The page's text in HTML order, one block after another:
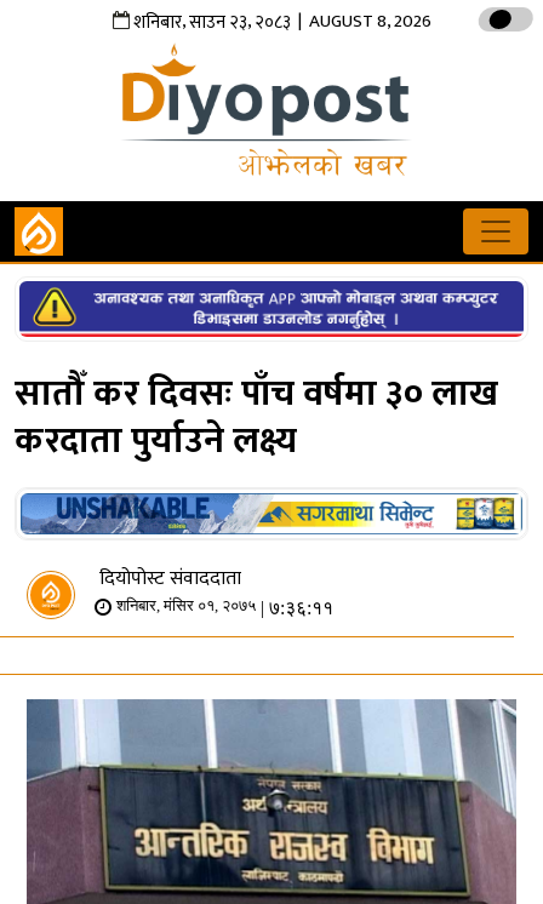
शनिबार,साउन२३,२०८३ | AUGUST 8, 2026
सातौँ कर दिवसः पाँच वर्षमा ३० लाख
करदाता पुर्याउने लक्ष्य
दियोपोस्ट संवाददाता
शनिबार, मंसिर ०१, २०७५ | ७:३६:११